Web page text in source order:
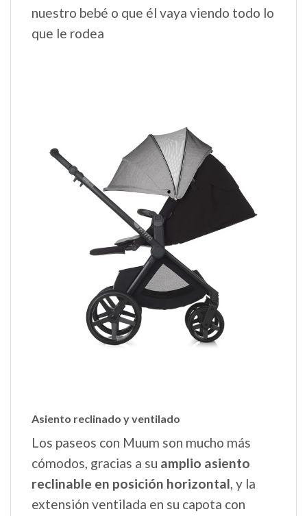
nuestro bebé o que él vaya viendo todo lo
que le rodea
Asiento reclinado y ventilado
Los paseos con Muum son mucho más
cómodos, gracias a su amplio asiento
reclinable en posición horizontal, y la
extensión ventilada en su capota con